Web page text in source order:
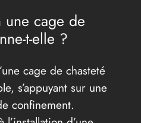
cage de
t-elle ?
cage de chasteté
s’appuyant sur une
confinement.